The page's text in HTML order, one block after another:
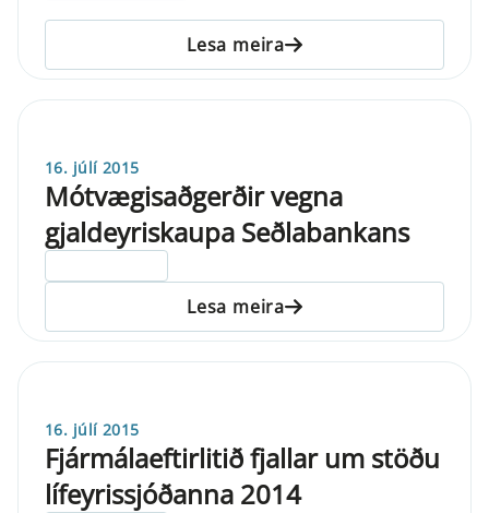
Lesa meira
16. júlí 2015
Mótvægisaðgerðir vegna
gjaldeyriskaupa Seðlabankans
Lesa meira
16. júlí 2015
Fjármálaeftirlitið fjallar um stöðu
lífeyrissjóðanna 2014